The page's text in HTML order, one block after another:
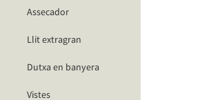
Assecador
Llit extragran
Dutxa en banyera
Vistes